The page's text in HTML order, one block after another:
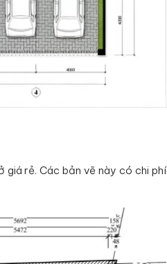
giá rẻ. Các bản vẽ này có chi phí